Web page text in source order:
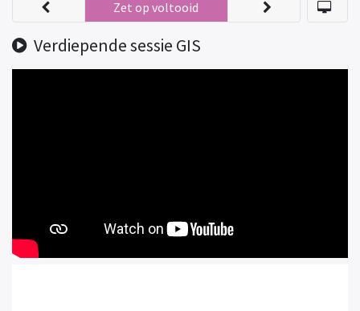
Verdiepende sessie GIS
Zet op voltooid